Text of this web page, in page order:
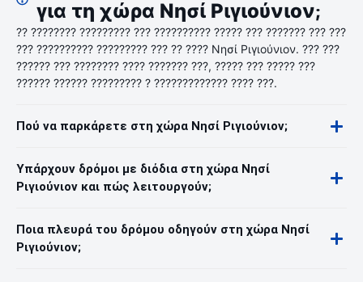
για τη χώρα Νησί Ριγιούνιον;
?? ???????? ????????? ??? ?????????? ????? ??? ??????? ??? ???
??? ?????????? ????????? ??? ?? ???? Νησί Ριγιούνιον. ??? ???
?????? ??? ???????? ???? ??????? ???, ????? ??? ????? ???
?????? ?????? ????????? ? ????????????? ???? ???.
Πού να παρκάρετε στη χώρα Νησί Ριγιούνιον;
Υπάρχουν δρόμοι με διόδια στη χώρα Νησί
Ριγιούνιον και πώς λειτουργούν;
Ποια πλευρά του δρόμου οδηγούν στη χώρα Νησί
Ριγιούνιον;